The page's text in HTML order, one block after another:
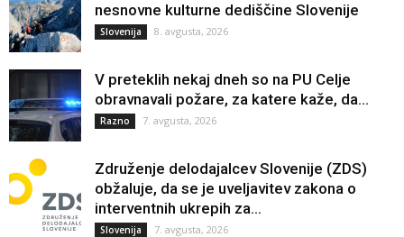
nesnovne kulturne dediščine Slovenije
Slovenija 8. avgusta, 2026
V preteklih nekaj dneh so na PU Celje
obravnavali požare, za katere kaže, da...
Razno 7. avgusta, 2026
Združenje delodajalcev Slovenije (ZDS)
obžaluje, da se je uveljavitev zakona o
interventnih ukrepih za...
Slovenija 7. avgusta, 2026